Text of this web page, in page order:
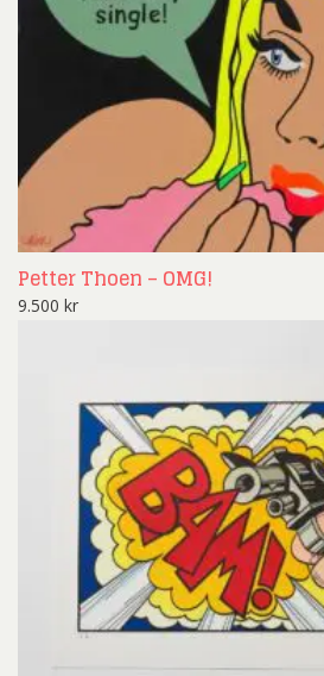
Petter Thoen – OMG!
9.500 kr